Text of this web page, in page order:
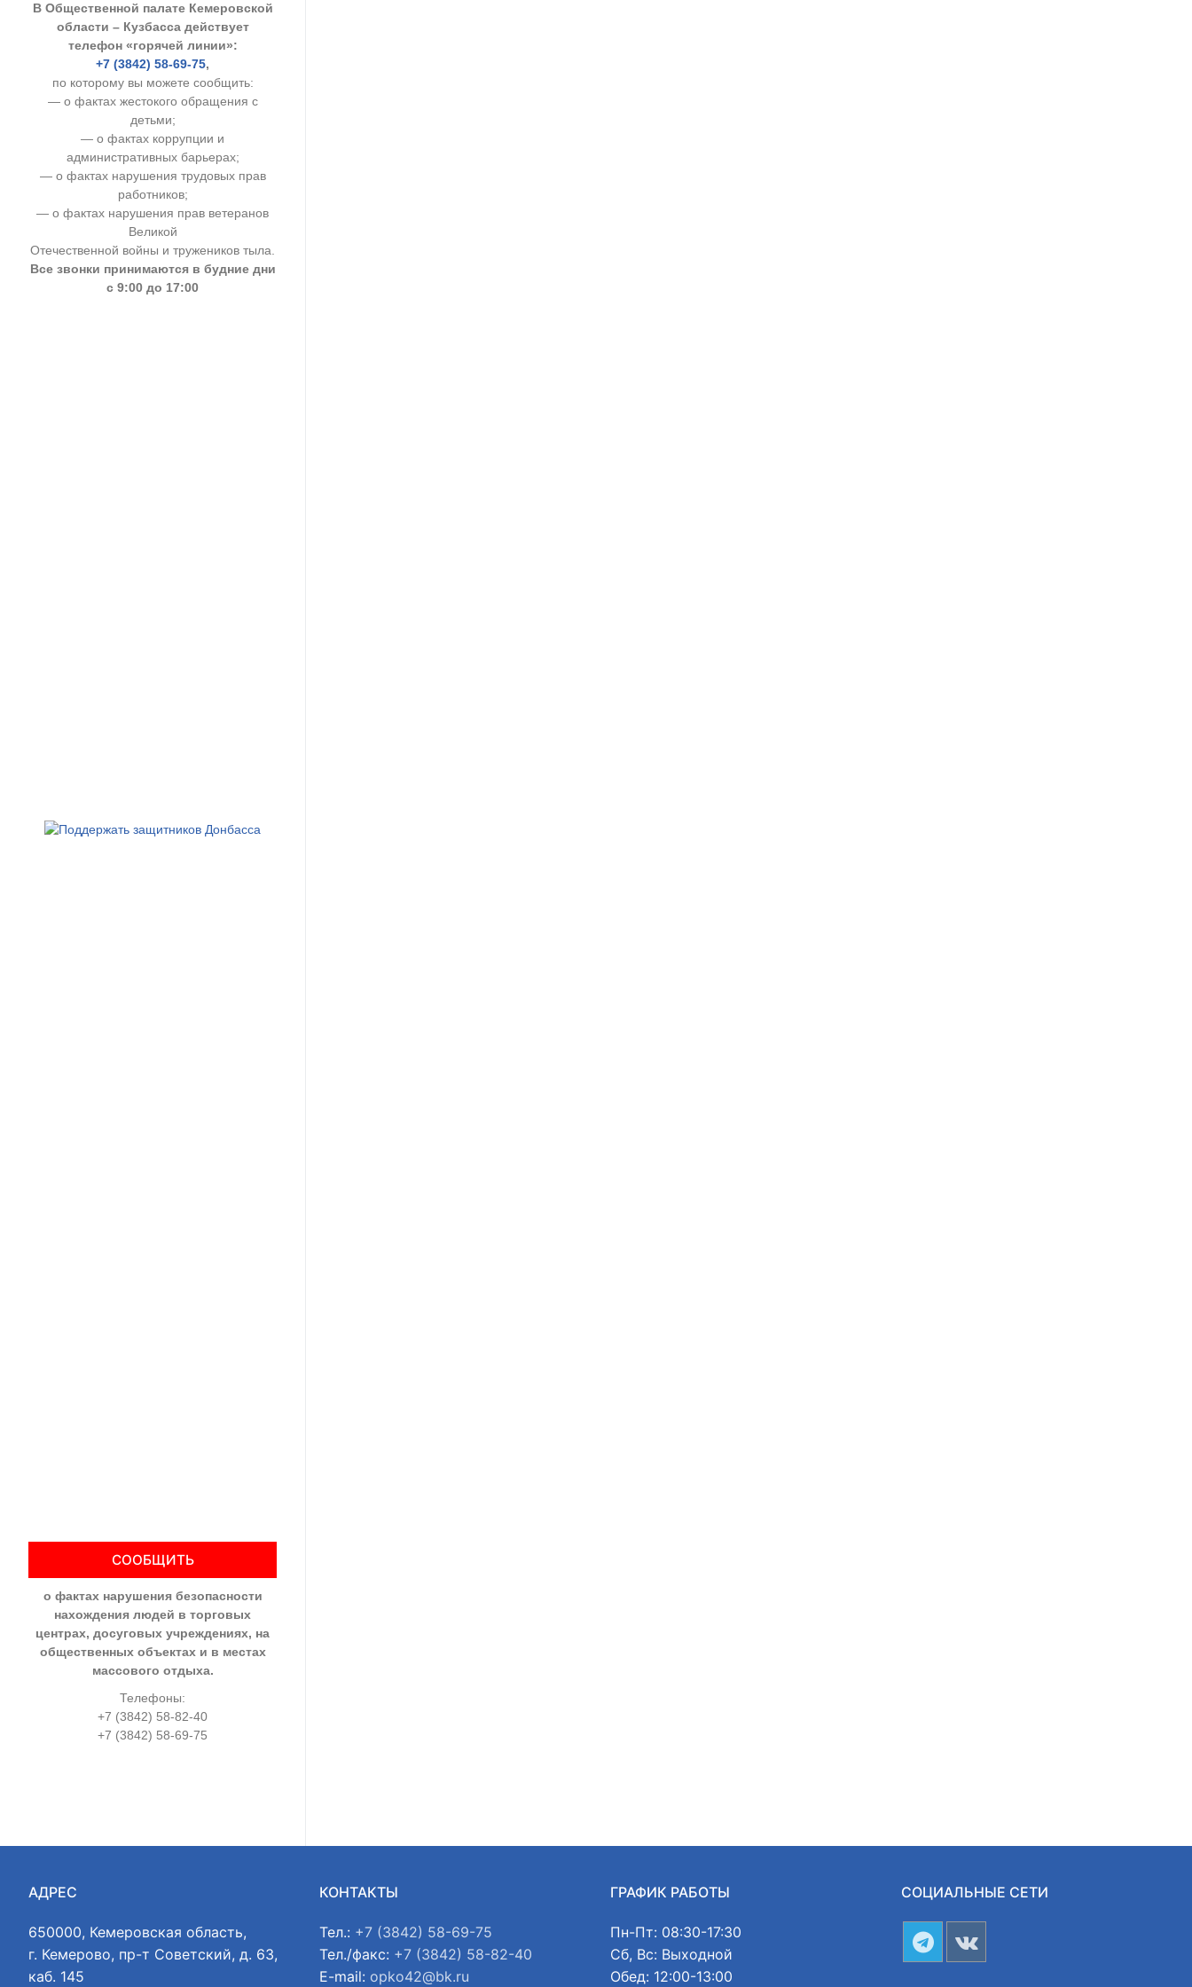
В Общественной палате Кемеровской
области – Кузбасса действует
телефон «горячей линии»:
+7 (3842) 58-69-75,
по которому вы можете сообщить:
— о фактах жестокого обращения с
детьми;
— о фактах коррупции и
административных барьерах;
— о фактах нарушения трудовых прав
работников;
— о фактах нарушения прав ветеранов
Великой
Отечественной войны и тружеников тыла.
Все звонки принимаются в будние дни
с 9:00 до 17:00
СООБЩИТЬ
о фактах нарушения безопасности
нахождения людей в торговых
центрах, досуговых учреждениях, на
общественных объектах и в местах
массового отдыха.
Телефоны:
+7 (3842) 58-82-40
+7 (3842) 58-69-75
АДРЕС
650000, Кемеровская область,
г. Кемерово, пр-т Советский, д. 63,
каб. 145
КОНТАКТЫ
Тел.: +7 (3842) 58-69-75
Тел./факс: +7 (3842) 58-82-40
E-mail: opko42@bk.ru
ГРАФИК РАБОТЫ
Пн-Пт: 08:30-17:30
Сб, Вс: Выходной
Обед: 12:00-13:00
СОЦИАЛЬНЫЕ СЕТИ